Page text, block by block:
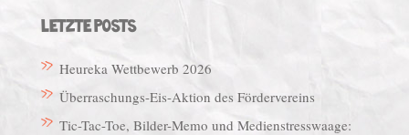
LETZTE POSTS
Heureka Wettbewerb 2026
Überraschungs-Eis-Aktion des Fördervereins
Tic-Tac-Toe, Bilder-Memo und Medienstresswaage: